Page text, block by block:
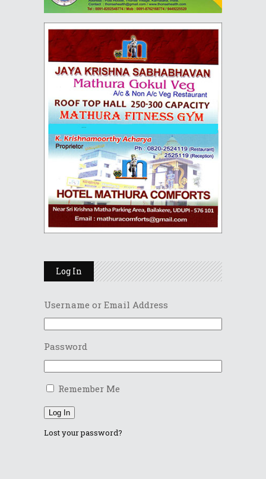
Log In
Username or Email Address
Password
Remember Me
Log In
Lost your password?